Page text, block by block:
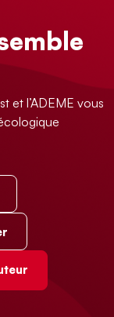
et l’ADEME vous